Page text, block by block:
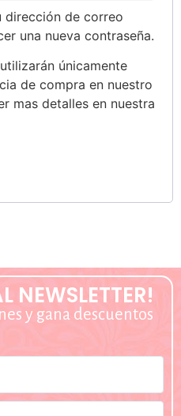
dirección de correo
una nueva contraseña.
únicamente
de compra en nuestro
mas detalles en nuestra
NEWSLETTER!
y gana descuentos